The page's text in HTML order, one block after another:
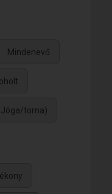
Mindenevő
torna)